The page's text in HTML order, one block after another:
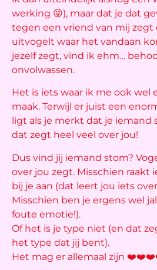
werking 😜), maar dat je dat
tegen een vriend van mij zegt
uitvogelt waar het vandaan
jezelf zegt, vind ik ehm…
onvolwassen.
Het is iets waar ik me ook wel
maak. Terwijl er juist een
ligt als je merkt dat je iemand
dat zegt heel veel over jou!
Dus vind jij iemand stom?
over jou zegt. Misschien raakt
bij je aan (dat leert jou iets
Misschien ben je ergens wel
foute emotie!).
Of het is je type niet (en dat
het type dat jij bent).
Het mag er allemaal zijn